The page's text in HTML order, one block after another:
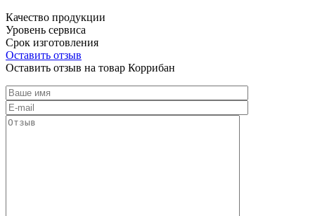
Качество продукции
Уровень сервиса
Срок изготовления
Оставить отзыв
Оставить отзыв на товар Коррибан